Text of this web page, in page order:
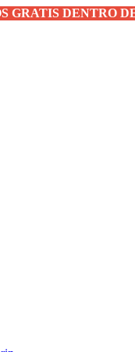
GRATIS DENTRO